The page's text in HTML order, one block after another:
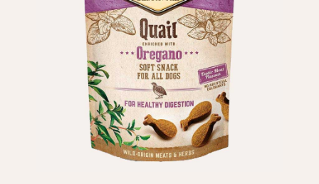
АКЦІЇ
БЛОГ
Оплата і доставка
Програма лояльності
Про Нас
Оптовим клієнтам
Контакти